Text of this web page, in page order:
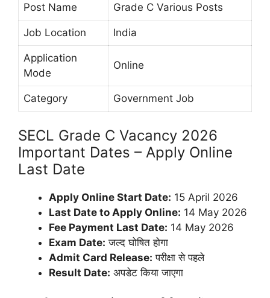
Post Name Grade C Various Posts
Job Location India
Application
Mode
Online
Category Government Job
SECL Grade C Vacancy 2026
Important Dates – Apply Online
Last Date
Apply Online Start Date: 15 April 2026
Last Date to Apply Online: 14 May 2026
Fee Payment Last Date: 14 May 2026
Exam Date: जल्द घोषित होगा
Admit Card Release: परीक्षा से पहले
Result Date: अपडेट किया जाएगा